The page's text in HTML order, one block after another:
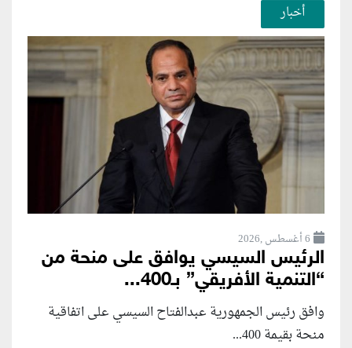
أخبار
6 أغسطس ,2026
الرئيس السيسي يوافق على منحة من
“التنمية الأفريقي” بـ400...
وافق رئيس الجمهورية عبدالفتاح السيسي على اتفاقية
منحة بقيمة 400...